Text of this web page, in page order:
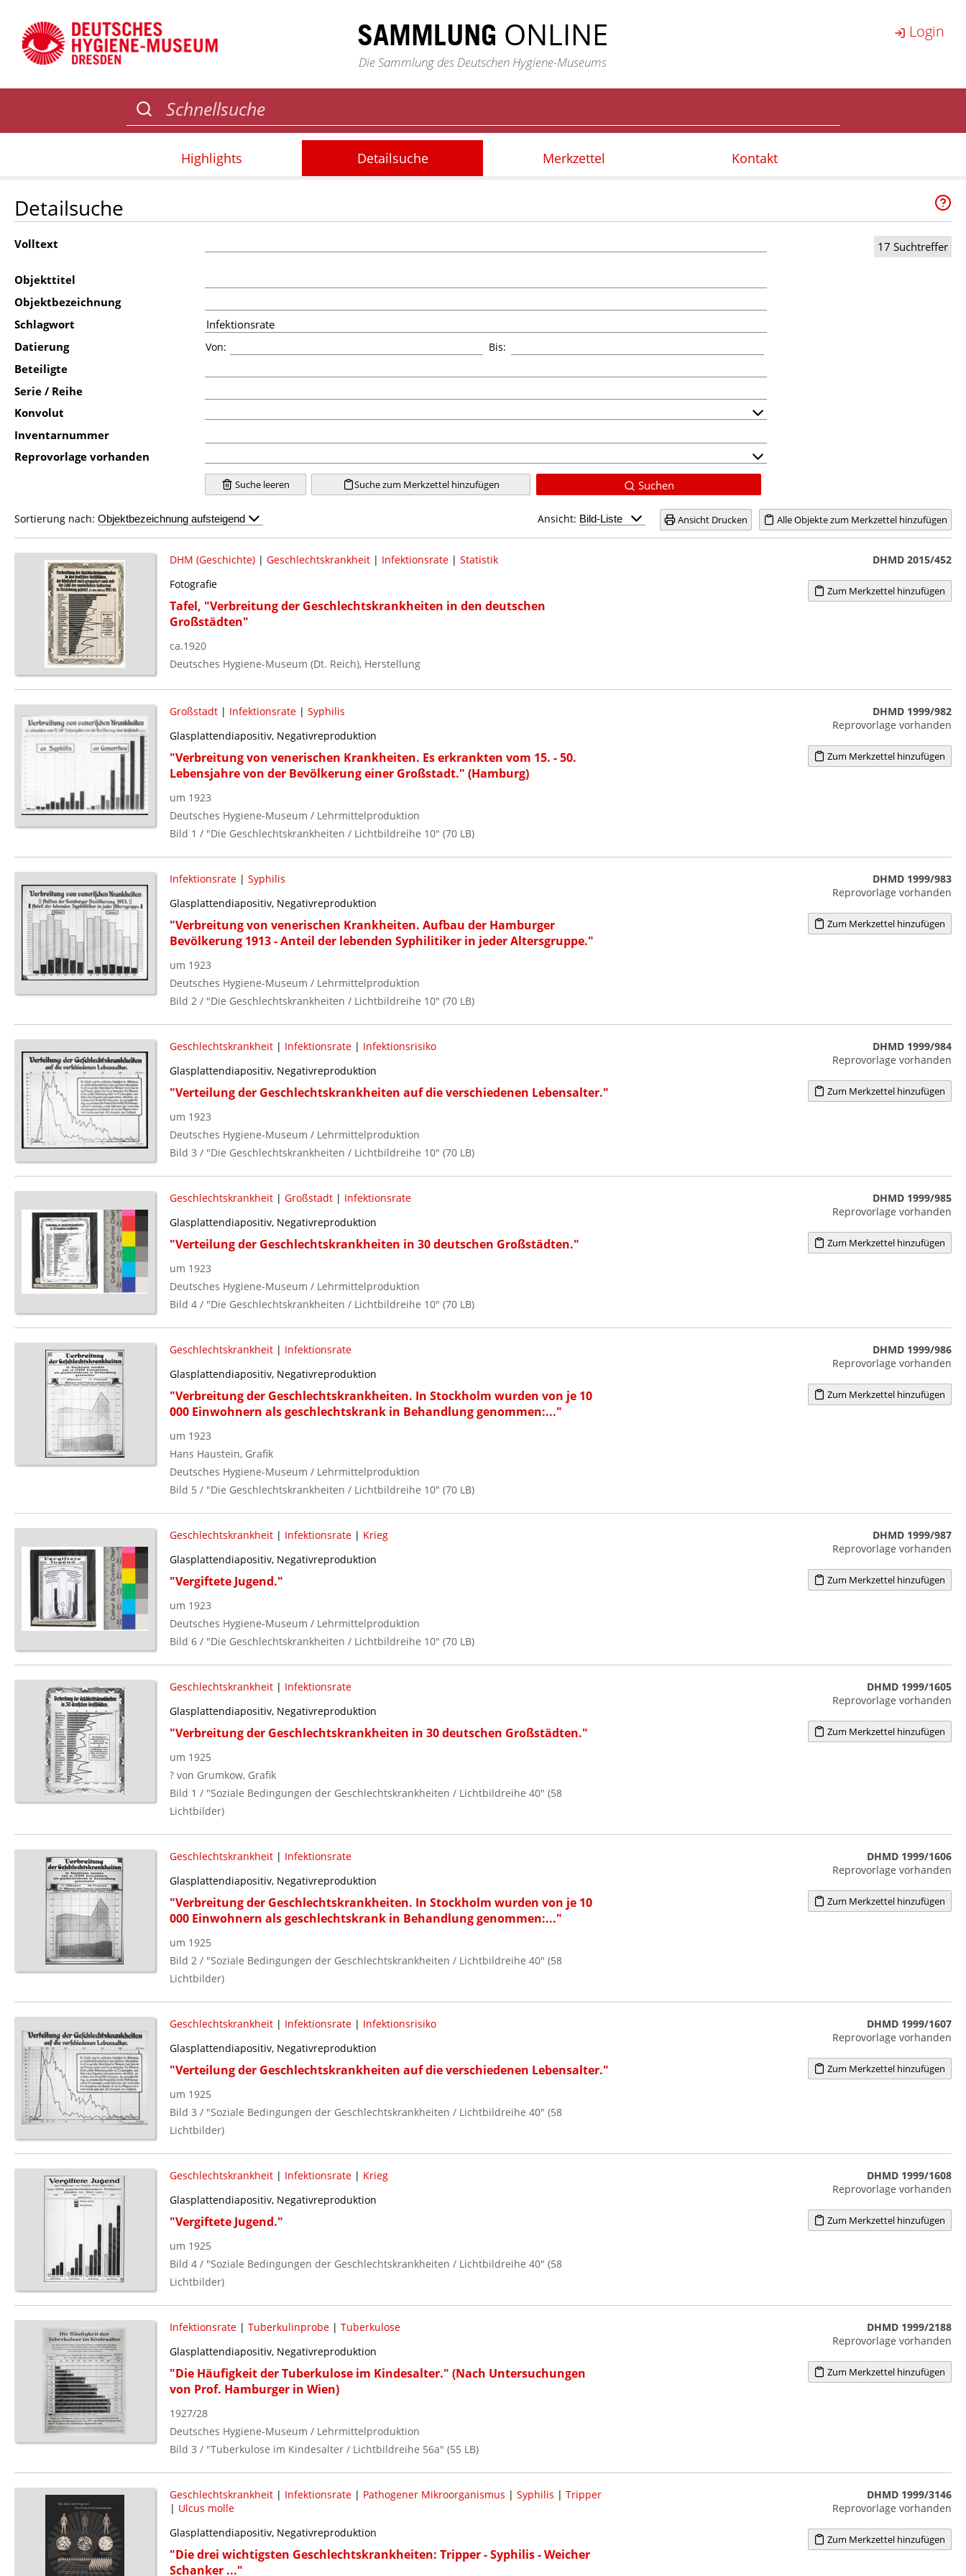
SAMMLUNG ONLINE
Die Sammlung des Deutschen Hygiene-Museums
Login
Highlights Detailsuche Merkzettel Kontakt
Detailsuche
17 Suchtreffer
Volltext
Objekttitel
Objektbezeichnung
Schlagwort
Datierung
Von: Bis:
Beteiligte
Serie / Reihe
Konvolut
Inventarnummer
Reprovorlage vorhanden
Suche leeren Suche zum Merkzettel hinzufügen Suchen
Alle Objekte zum Merkzettel hinzufügen
Ansicht Drucken
Ansicht:
Sortierung nach:
DHM (Geschichte)| Geschlechtskrankheit| Infektionsrate| Statistik
Fotografie
Tafel, "Verbreitung der Geschlechtskrankheiten in den deutschen
Großstädten"
ca.1920
Deutsches Hygiene-Museum (Dt. Reich), Herstellung
DHMD 2015/452
Zum Merkzettel hinzufügen
Großstadt| Infektionsrate| Syphilis
Glasplattendiapositiv, Negativreproduktion
"Verbreitung von venerischen Krankheiten. Es erkrankten vom 15. - 50.
Lebensjahre von der Bevölkerung einer Großstadt." (Hamburg)
um 1923
Deutsches Hygiene-Museum / Lehrmittelproduktion
Bild 1 / "Die Geschlechtskrankheiten / Lichtbildreihe 10" (70 LB)
DHMD 1999/982
Reprovorlage vorhanden
Zum Merkzettel hinzufügen
Infektionsrate| Syphilis
Glasplattendiapositiv, Negativreproduktion
"Verbreitung von venerischen Krankheiten. Aufbau der Hamburger
Bevölkerung 1913 - Anteil der lebenden Syphilitiker in jeder Altersgruppe."
um 1923
Deutsches Hygiene-Museum / Lehrmittelproduktion
Bild 2 / "Die Geschlechtskrankheiten / Lichtbildreihe 10" (70 LB)
DHMD 1999/983
Reprovorlage vorhanden
Zum Merkzettel hinzufügen
Geschlechtskrankheit| Infektionsrate| Infektionsrisiko
Glasplattendiapositiv, Negativreproduktion
"Verteilung der Geschlechtskrankheiten auf die verschiedenen Lebensalter."
um 1923
Deutsches Hygiene-Museum / Lehrmittelproduktion
Bild 3 / "Die Geschlechtskrankheiten / Lichtbildreihe 10" (70 LB)
DHMD 1999/984
Reprovorlage vorhanden
Zum Merkzettel hinzufügen
Geschlechtskrankheit| Großstadt| Infektionsrate
Glasplattendiapositiv, Negativreproduktion
"Verteilung der Geschlechtskrankheiten in 30 deutschen Großstädten."
um 1923
Deutsches Hygiene-Museum / Lehrmittelproduktion
Bild 4 / "Die Geschlechtskrankheiten / Lichtbildreihe 10" (70 LB)
DHMD 1999/985
Reprovorlage vorhanden
Zum Merkzettel hinzufügen
Geschlechtskrankheit| Infektionsrate
Glasplattendiapositiv, Negativreproduktion
"Verbreitung der Geschlechtskrankheiten. In Stockholm wurden von je 10
000 Einwohnern als geschlechtskrank in Behandlung genommen:..."
um 1923
Hans Haustein, Grafik
Deutsches Hygiene-Museum / Lehrmittelproduktion
Bild 5 / "Die Geschlechtskrankheiten / Lichtbildreihe 10" (70 LB)
DHMD 1999/986
Reprovorlage vorhanden
Zum Merkzettel hinzufügen
Geschlechtskrankheit| Infektionsrate| Krieg
Glasplattendiapositiv, Negativreproduktion
"Vergiftete Jugend."
um 1923
Deutsches Hygiene-Museum / Lehrmittelproduktion
Bild 6 / "Die Geschlechtskrankheiten / Lichtbildreihe 10" (70 LB)
DHMD 1999/987
Reprovorlage vorhanden
Zum Merkzettel hinzufügen
Geschlechtskrankheit| Infektionsrate
Glasplattendiapositiv, Negativreproduktion
"Verbreitung der Geschlechtskrankheiten in 30 deutschen Großstädten."
um 1925
? von Grumkow, Grafik
Bild 1 / "Soziale Bedingungen der Geschlechtskrankheiten / Lichtbildreihe 40" (58
Lichtbilder)
DHMD 1999/1605
Reprovorlage vorhanden
Zum Merkzettel hinzufügen
Geschlechtskrankheit| Infektionsrate
Glasplattendiapositiv, Negativreproduktion
"Verbreitung der Geschlechtskrankheiten. In Stockholm wurden von je 10
000 Einwohnern als geschlechtskrank in Behandlung genommen:..."
um 1925
Bild 2 / "Soziale Bedingungen der Geschlechtskrankheiten / Lichtbildreihe 40" (58
Lichtbilder)
DHMD 1999/1606
Reprovorlage vorhanden
Zum Merkzettel hinzufügen
Geschlechtskrankheit| Infektionsrate| Infektionsrisiko
Glasplattendiapositiv, Negativreproduktion
"Verteilung der Geschlechtskrankheiten auf die verschiedenen Lebensalter."
um 1925
Bild 3 / "Soziale Bedingungen der Geschlechtskrankheiten / Lichtbildreihe 40" (58
Lichtbilder)
DHMD 1999/1607
Reprovorlage vorhanden
Zum Merkzettel hinzufügen
Geschlechtskrankheit| Infektionsrate| Krieg
Glasplattendiapositiv, Negativreproduktion
"Vergiftete Jugend."
um 1925
Bild 4 / "Soziale Bedingungen der Geschlechtskrankheiten / Lichtbildreihe 40" (58
Lichtbilder)
DHMD 1999/1608
Reprovorlage vorhanden
Zum Merkzettel hinzufügen
Infektionsrate| Tuberkulinprobe| Tuberkulose
Glasplattendiapositiv, Negativreproduktion
"Die Häufigkeit der Tuberkulose im Kindesalter." (Nach Untersuchungen
von Prof. Hamburger in Wien)
1927/28
Deutsches Hygiene-Museum / Lehrmittelproduktion
Bild 3 / "Tuberkulose im Kindesalter / Lichtbildreihe 56a" (55 LB)
DHMD 1999/2188
Reprovorlage vorhanden
Zum Merkzettel hinzufügen
Geschlechtskrankheit| Infektionsrate| Pathogener Mikroorganismus | Syphilis | Tripper
| Ulcus molle
Glasplattendiapositiv, Negativreproduktion
"Die drei wichtigsten Geschlechtskrankheiten: Tripper - Syphilis - Weicher
Schanker ..."
DHMD 1999/3146
Reprovorlage vorhanden
Zum Merkzettel hinzufügen